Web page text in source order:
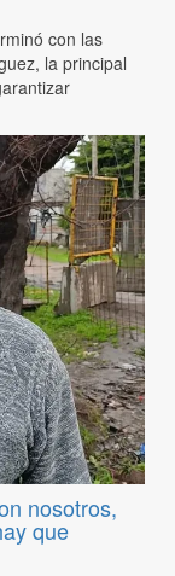
con las
la principal
nosotros,
que